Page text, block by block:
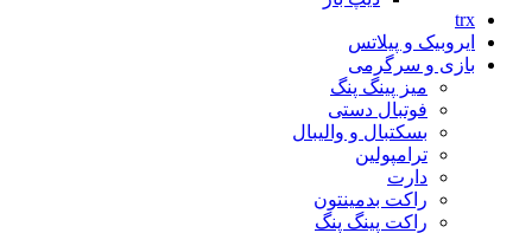
trx
ایروبیک و پیلاتس
بازی و سرگرمی
میز پینگ پنگ
فوتبال دستی
بسکتبال و والیبال
ترامپولین
دارت
راکت بدمینتون
راکت پینگ پنگ